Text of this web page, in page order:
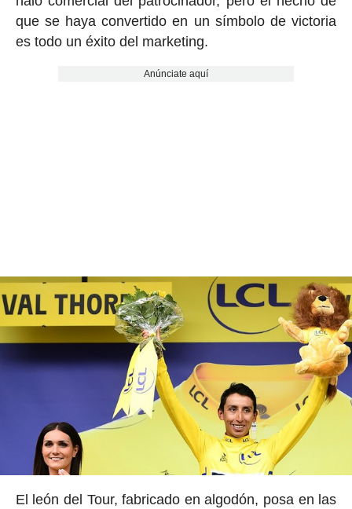
que se haya convertido en un símbolo de victoria
es todo un éxito del marketing.
Anúnciate aquí
El león del Tour, fabricado en algodón, posa en las